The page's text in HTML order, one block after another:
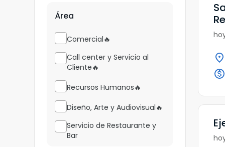
Área
Comercial🔥
Call center y Servicio al
Cliente🔥
Recursos Humanos🔥
Diseño, Arte y Audiovisual🔥
Servicio de Restaurante y
Bar